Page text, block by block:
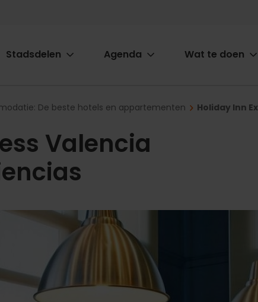
Stadsdelen Agenda Wat te doen
De beste hotels en appartementen Holiday Inn
Valencia